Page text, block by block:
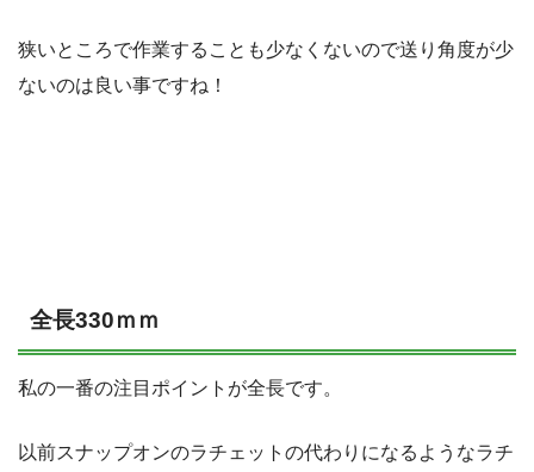
狭いところで作業することも少なくないので送り角度が少
ないのは良い事ですね！
全長330ｍｍ
私の一番の注目ポイントが全長です。
以前スナップオンのラチェットの代わりになるようなラチ